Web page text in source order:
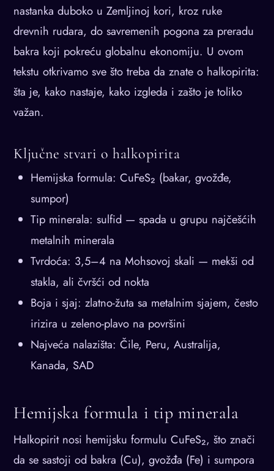
nastanka duboko u Zemljinoj kori, kroz ruke
drevnih rudara, do savremenih pogona za preradu
bakra koji pokreću globalnu ekonomiju. U ovom
tekstu otkrivamo sve što treba da znate o halkopirita:
šta je, kako nastaje, kako izgleda i zašto je toliko
važan.
Ključne stvari o halkopirita
Hemijska formula: CuFeS₂ (bakar, gvožđe,
sumpor)
Tip minerala: sulfid — spada u grupu najčešćih
metalnih minerala
Tvrdoća: 3,5–4 na Mohsovoj skali — mekši od
stakla, ali čvršći od nokta
Boja i sjaj: zlatno-žuta sa metalnim sjajem, često
irizira u zeleno-plavo na površini
Najveća nalazišta: Čile, Peru, Australija,
Kanada, SAD
Hemijska formula i tip minerala
Halkopirit nosi hemijsku formulu CuFeS₂, što znači
da se sastoji od bakra (Cu), gvožđa (Fe) i sumpora